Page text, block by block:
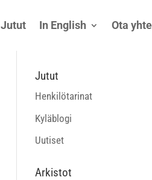
Jutut In English Ota
Jutut
Henkilötarinat
Kyläblogi
Uutiset
Arkistot